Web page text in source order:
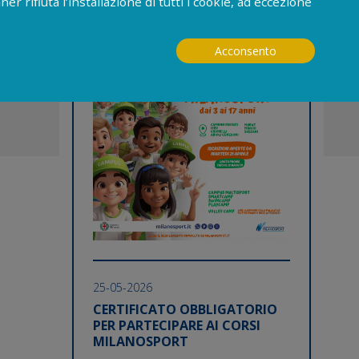
MILANOSPORT CON TANTE
25-05-2026
CERTIFICATO OBBLIGATORIO
PER PARTECIPARE AI CORSI
MILANOSPORT
Acconsento